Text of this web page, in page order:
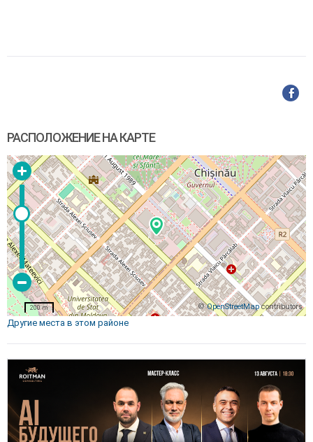
РАСПОЛОЖЕНИЕ НА КАРТЕ
©OpenStreetMapcontributors
200 m
Другие места в этом районе